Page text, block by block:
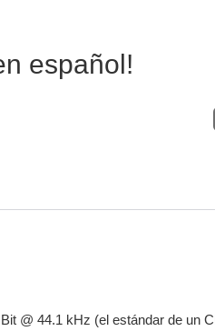
español!
@ 44.1 kHz (el estándar de un